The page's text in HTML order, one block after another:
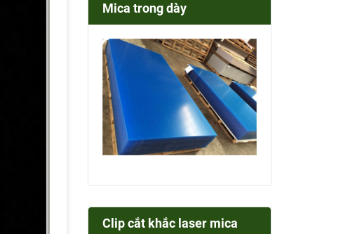
Mica trong dày
Clip cắt khắc laser mica